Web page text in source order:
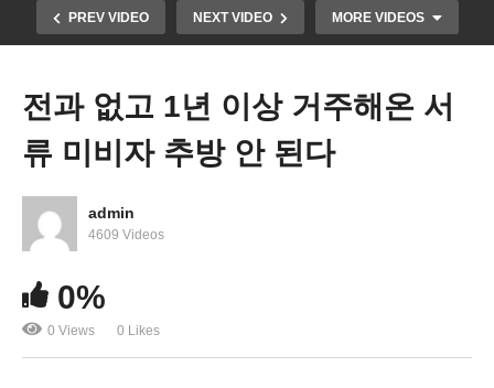
PREV VIDEO NEXT VIDEO MORE VIDEOS
으로 급감
전과 없고 1년 이상 거주해온 서
류 미비자 추방 안 된다
admin
4609 Videos
0%
0 Views 0 Likes